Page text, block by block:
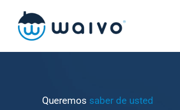
contenido
Queremos saber de usted